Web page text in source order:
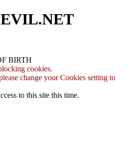
BIRTH
cookies.
change your Cookies setting to
to this site this time.